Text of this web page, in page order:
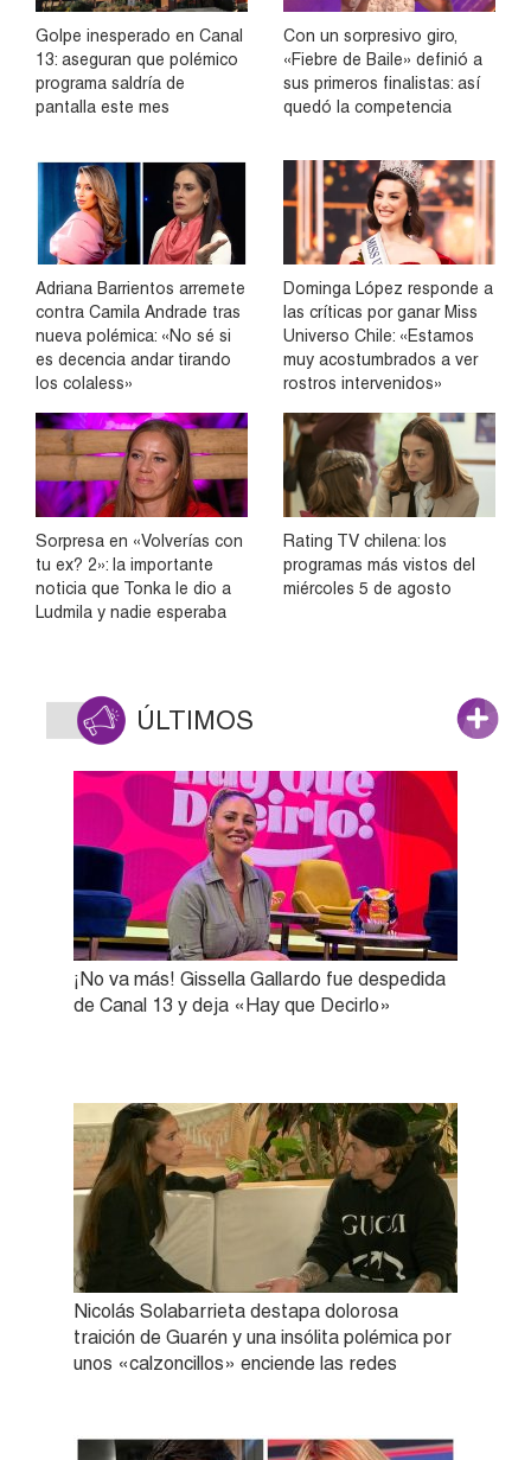
Golpe inesperado en Canal
13: aseguran que polémico
programa saldría de
pantalla este mes
Con un sorpresivo giro,
«Fiebre de Baile» definió a
sus primeros finalistas: así
quedó la competencia
Adriana Barrientos arremete
contra Camila Andrade tras
nueva polémica: «No sé si
es decencia andar tirando
los colaless»
Dominga López responde a
las críticas por ganar Miss
Universo Chile: «Estamos
muy acostumbrados a ver
rostros intervenidos»
Sorpresa en «Volverías con
tu ex? 2»: la importante
noticia que Tonka le dio a
Ludmila y nadie esperaba
Rating TV chilena: los
programas más vistos del
miércoles 5 de agosto
ÚLTIMOS
¡No va más! Gissella Gallardo fue despedida
de Canal 13 y deja «Hay que Decirlo»
Nicolás Solabarrieta destapa dolorosa
traición de Guarén y una insólita polémica por
unos «calzoncillos» enciende las redes